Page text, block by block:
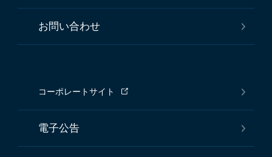
お問い合わせ
コーポレートサイト
電子公告